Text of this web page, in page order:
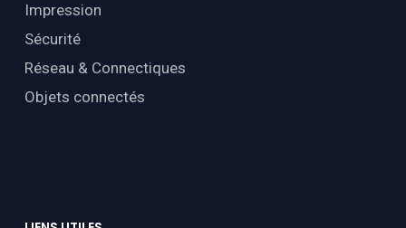
Impression
Sécurité
Réseau & Connectiques
Objets connectés